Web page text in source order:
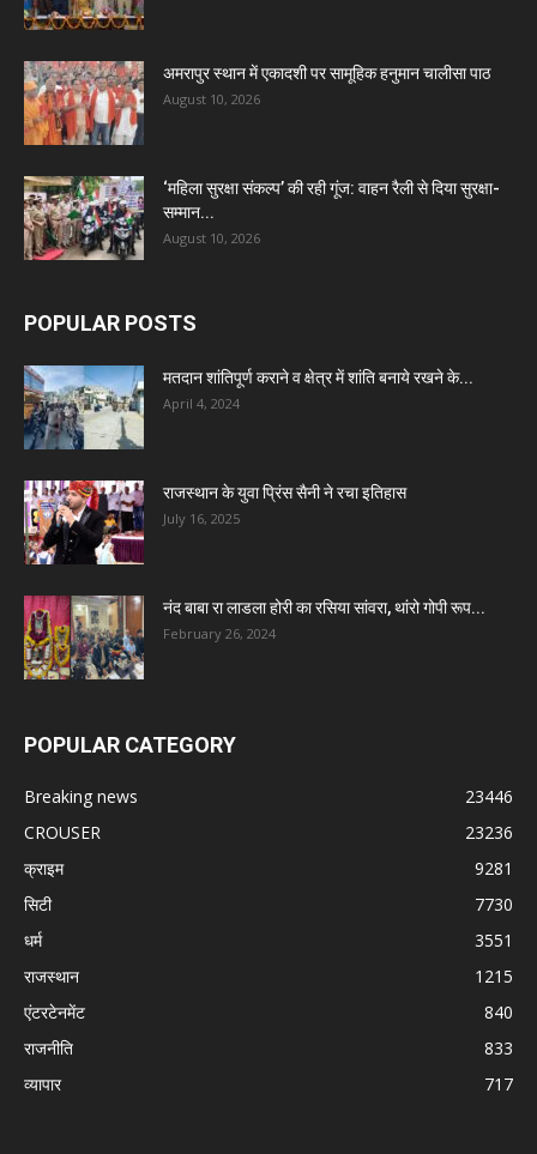
अमरापुर स्थान में एकादशी पर सामूहिक हनुमान चालीसा पाठ
August 10, 2026
‘महिला सुरक्षा संकल्प’ की रही गूंज: वाहन रैली से दिया सुरक्षा-
सम्मान...
August 10, 2026
POPULAR POSTS
मतदान शांतिपूर्ण कराने व क्षेत्र में शांति बनाये रखने के...
April 4, 2024
राजस्थान के युवा प्रिंस सैनी ने रचा इतिहास
July 16, 2025
नंद बाबा रा लाडला होरी का रसिया सांवरा, थांरो गोपी रूप...
February 26, 2024
POPULAR CATEGORY
Breaking news
23446
CROUSER
23236
क्राइम
9281
सिटी
7730
धर्म
3551
राजस्थान
1215
एंटरटेनमेंट
840
राजनीति
833
व्यापार
717